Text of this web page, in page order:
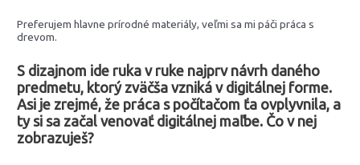
Preferujem hlavne prírodné materiály, veľmi sa mi páči práca s
drevom.
S dizajnom ide ruka v ruke najprv návrh daného
predmetu, ktorý zväčša vzniká v digitálnej forme.
Asi je zrejmé, že práca s počítačom ťa ovplyvnila, a
ty si sa začal venovať digitálnej maľbe. Čo v nej
zobrazuješ?